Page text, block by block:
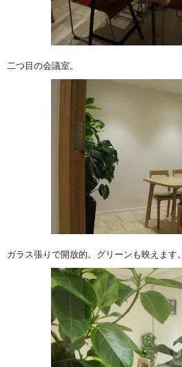
二つ目の会議室。
ガラス張りで開放的。グリーンも映えます。